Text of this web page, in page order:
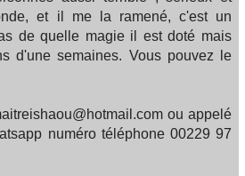
et il me la ramené, c'est un
de quelle magie il est doté mais
d'une semaines. Vous pouvez le
ou appelé
numéro téléphone 00229 97